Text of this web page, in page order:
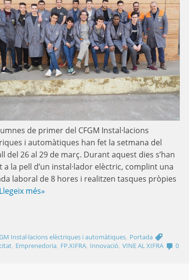
de primer del CFGM Instal·lacions
i automàtiques han fet la setmana del
del 26 al 29 de març. Durant aquest dies s’han
a la pell d’un instal·lador elèctric, complint una
laboral de 8 hores i realitzen tasques pròpies
Llegeix més»
Instal·lacions elèctriques i automàtiques, Portada
, Emprenedoria, FP.XIFRA, Innovació, VINE AL XIFRA 0